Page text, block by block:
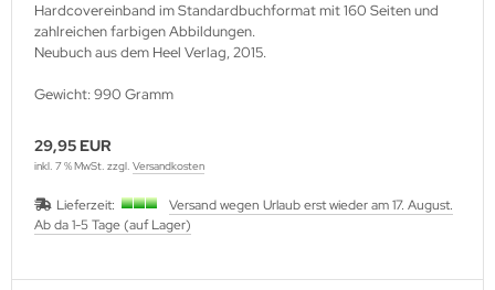
Hardcovereinband im Standardbuchformat mit 160 Seiten und
zahlreichen farbigen Abbildungen.
Neubuch aus dem Heel Verlag, 2015.
Gewicht: 990 Gramm
29,95 EUR
inkl. 7 % MwSt. zzgl. Versandkosten
Lieferzeit:
Versand wegen Urlaub erst wieder am 17. August.
Ab da 1-5 Tage (auf Lager)